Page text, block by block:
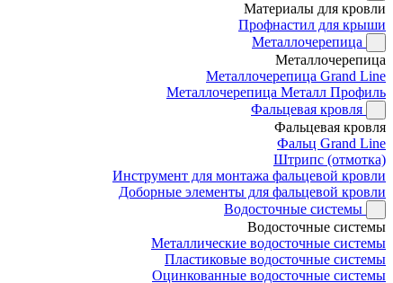
Материалы для кровли
Профнастил для крыши
Металлочерепица
Металлочерепица
Металлочерепица Grand Line
Металлочерепица Металл Профиль
Фальцевая кровля
Фальцевая кровля
Фальц Grand Line
Штрипс (отмотка)
Инструмент для монтажа фальцевой кровли
Доборные элементы для фальцевой кровли
Водосточные системы
Водосточные системы
Металлические водосточные системы
Пластиковые водосточные системы
Оцинкованные водосточные системы